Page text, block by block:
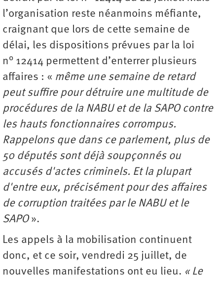
l’organisation reste néanmoins méfiante,
craignant que lors de cette semaine de
délai, les dispositions prévues par la loi
n° 12414 permettent d’enterrer plusieurs
affaires : « même une semaine de retard
peut suffire pour détruire une multitude de
procédures de la NABU et de la SAPO contre
les hauts fonctionnaires corrompus.
Rappelons que dans ce parlement, plus de
50 députés sont déjà soupçonnés ou
accusés d'actes criminels. Et la plupart
d'entre eux, précisément pour des affaires
de corruption traitées par le NABU et le
SAPO».
Les appels à la mobilisation continuent
donc, et ce soir, vendredi 25 juillet, de
nouvelles manifestations ont eu lieu. « Le